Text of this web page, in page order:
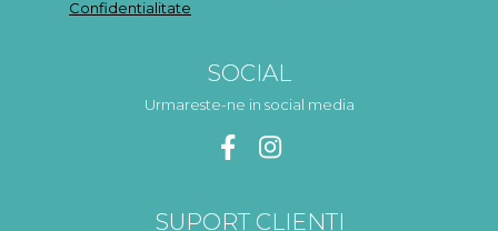
Confidentialitate
SOCIAL
Urmareste-ne in social media
SUPORT CLIENTI